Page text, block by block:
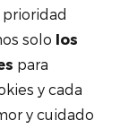
prioridad
solo los
para
y cada
y cuidado